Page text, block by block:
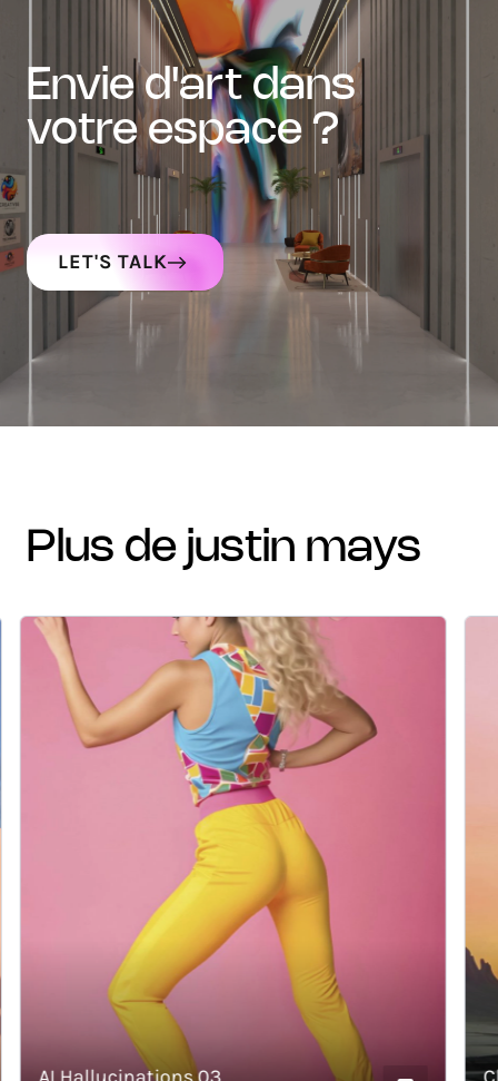
envie d'art dans
votre espace ?
LET'S TALK
plus de justin mays